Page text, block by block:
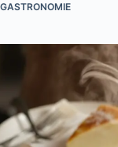
GASTRONOMIE